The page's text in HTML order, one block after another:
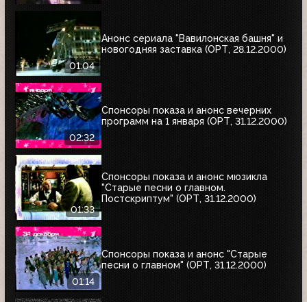
01:04
Анонс сериала "Вавилонская башня" и
новогодняя заставка (ОРТ, 28.12.2000)
02:32
Спонсоры показа и анонс вечерних
программ на 1 января (ОРТ, 31.12.2000)
01:33
Спонсоры показа и анонс мюзикла
"Старые песни о главном.
Постскриптум" (ОРТ, 31.12.2000)
01:14
Спонсоры показа и анонс "Старые
песни о главном" (ОРТ, 31.12.2000)